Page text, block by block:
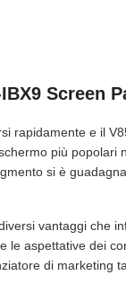
Screen
rapidamente e il
più
si è
vantaggi che
le aspettative dei
di marketing